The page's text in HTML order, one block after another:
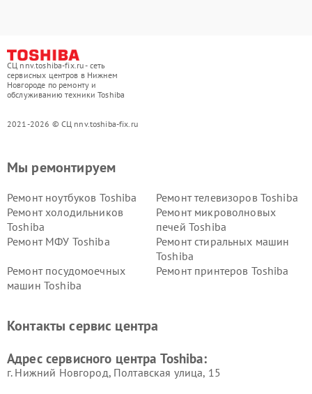
СЦ nnv.toshiba-fix.ru - сеть
сервисных центров в Нижнем
Новгороде по ремонту и
обслуживанию техники Toshiba
2021-2026 © СЦ nnv.toshiba-fix.ru
Мы ремонтируем
Ремонт ноутбуков Toshiba
Ремонт телевизоров Toshiba
Ремонт холодильников
Toshiba
Ремонт микроволновых
печей Toshiba
Ремонт МФУ Toshiba
Ремонт стиральных машин
Toshiba
Ремонт посудомоечных
машин Toshiba
Ремонт принтеров Toshiba
Контакты сервис центра
Адрес сервисного центра Toshiba:
г. Нижний Новгород, Полтавская улица, 15